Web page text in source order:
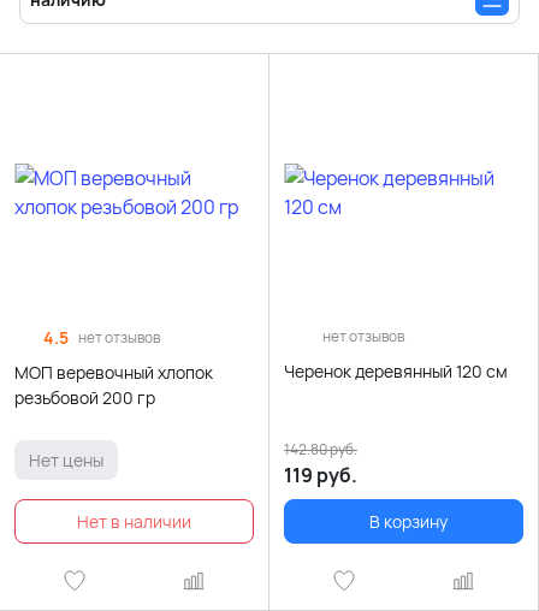
4.5 нет отзывов
МОП веревочный хлопок
резьбовой 200 гр
Нет цены
нет отзывов
Черенок деревянный 120 см
119 руб.
142.80руб.
В корзину